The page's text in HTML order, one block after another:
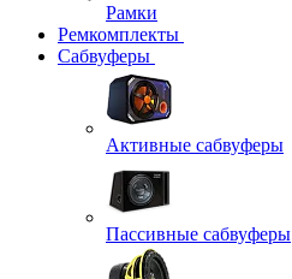
Рамки
Ремкомплекты
Сабвуферы
Активные сабвуферы
Пассивные сабвуферы